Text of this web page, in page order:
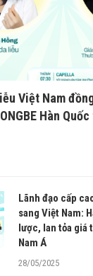
Việt Nam
Hàn
Lãnh đạo cấp
sang Việt Nam:
lược, lan tỏa giá
Nam Á
28/05/2025